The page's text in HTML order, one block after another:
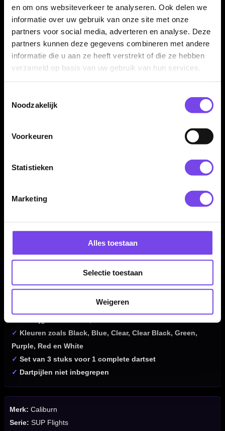
en om ons websiteverkeer te analyseren. Ook delen we
informatie over uw gebruik van onze site met onze
partners voor social media, adverteren en analyse. Deze
partners kunnen deze gegevens combineren met andere
informatie die u aan ze heeft verstrekt of die ze hebben
verzameld op basis van uw gebruik van hun services.
Noodzakelijk
Voorkeuren
Statistieken
Marketing
Alles toestaan
Selectie toestaan
Weigeren
Voor training en wedstrijden
Door de vaste vorm, eenvoudige montage en consistente
vlucht zijn deze Caliburn SUP Flights geschikt voor dagelijks
gebruik, trainingen, competitieavonden en recreatief darten.
Dit product bestaat uit één set Caliburn SUP Flights Moulded
overige accessoires worden niet meegeleverd en moeten
apart aanwezig zijn of apart worden aangeschaft.
Kenmerken van de Caliburn SUP Flights Moulded Flight &
Flight en shaft vormen één geheel
✓ Kleuren zoals Black, Blue, Clear, Clear Black, Green,
Purple, Red en White
✓ Set van 3 stuks voor 1 complete dartset
✓ Dartpijlen niet inbegrepen
Merk: Caliburn
Serie: SUP Flights